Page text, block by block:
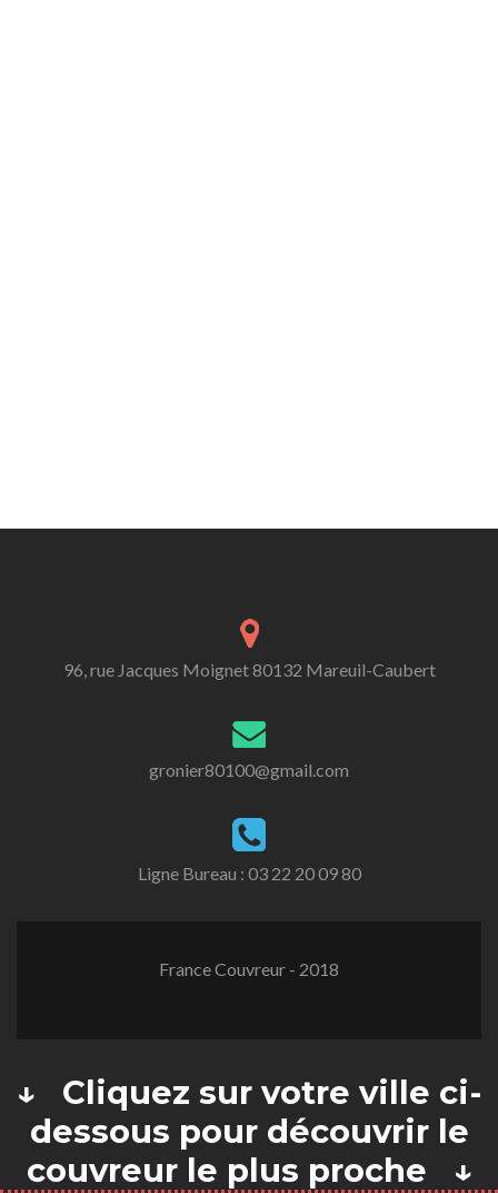
96, rue Jacques Moignet 80132 Mareuil-Caubert
gronier80100@gmail.com
Ligne Bureau : 03 22 20 09 80
France Couvreur - 2018
↓ Cliquez sur votre ville ci-
dessous pour découvrir le
couvreur le plus proche ↓